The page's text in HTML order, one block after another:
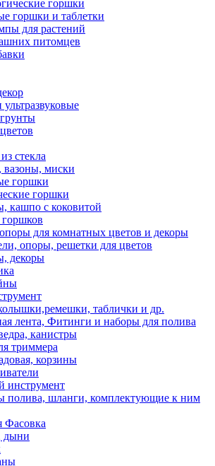
горшки
горшки и таблетки
для растений
питомцев
стекла
вазоны, миски
горшки
горшки
кашпо с коковитой
для комнатных цветов и декоры
опоры, решетки для цветов
декоры
таблички и др.
лента, Фитинги и наборы для полива
канистры
триммера
корзины
инструмент
полива, шланги, комплектующие к ним
Фасовка
дыни